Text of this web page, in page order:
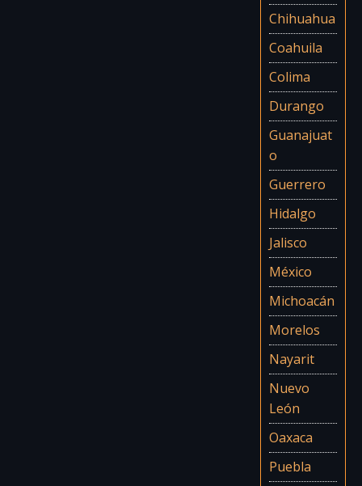
Chihuahua
Coahuila
Colima
Durango
Guanajuat
o
Guerrero
Hidalgo
Jalisco
México
Michoacán
Morelos
Nayarit
Nuevo
León
Oaxaca
Puebla